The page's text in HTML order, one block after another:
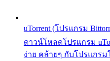
uTorrent (โปรแกรม
ดาวน์โหลดโปรแกรม
ง่าย คล้ายๆ กับโปรแกร